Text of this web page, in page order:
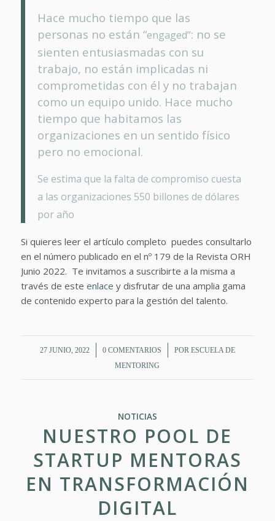
Hace mucho tiempo que las
personas no están “engaged”: no se
sienten entusiasmadas con su
trabajo, no están implicadas ni
comprometidas con él y no trabajan
como un equipo unido. Hace mucho
tiempo que habitamos las
organizaciones en un sentido físico
pero no emocional.
Se estima que la falta de compromiso cuesta
a las organizaciones 550 billones de dólares
por año
Si quieres leer el artículo completo puedes consultarlo
en el número publicado en el nº 179 de la Revista ORH
Junio 2022. Te invitamos a suscribirte a la misma a
través de este enlace y disfrutar de una amplia gama
de contenido experto para la gestión del talento.
27 JUNIO, 2022
/ 0 COMENTARIOS
/ POR ESCUELA DE
MENTORING
NOTICIAS
NUESTRO POOL DE
STARTUP MENTORAS
EN TRANSFORMACIÓN
DIGITAL